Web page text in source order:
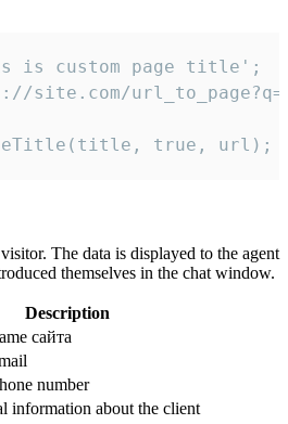
custom page title';
true, url);
The data is displayed to the agent
themselves in the chat window.
Description
сайта
number
information about the client